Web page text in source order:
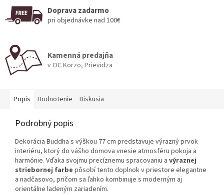
Doprava zadarmo
pri objednávke nad 100€
Kamenná predajňa
v OC Korzo, Prievidza
Popis Hodnotenie Diskusia
Podrobný popis
Dekorácia Buddha s výškou 77 cm predstavuje výrazný prvok
interiéru, ktorý do vášho domova vnesie atmosféru pokoja a
harmónie. Vďaka svojmu precíznemu spracovaniu a výraznej
striebornej farbe pôsobí tento doplnok v priestore elegantne
a nadčasovo, pričom sa ľahko kombinuje s moderným aj
orientálne ladeným zariadením.